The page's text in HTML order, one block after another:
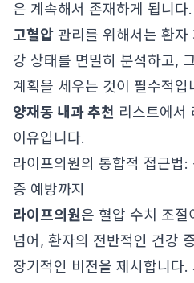
은 계속해서 존재하게 됩니다
고혈압 관리를 위해서는 환자
강 상태를 면밀히 분석하고,
계획을 세우는 것이 필수적
양재동 내과 추천 리스트에서
이유입니다.
라이프의원의 통합적 접근법:
증 예방까지
라이프의원은 혈압 수치 조절
넘어, 환자의 전반적인 건강
장기적인 비전을 제시합니다